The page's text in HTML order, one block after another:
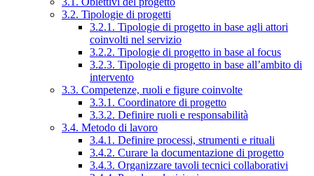
3.2. Tipologie di progetti
3.2.1. Tipologie di progetto in base agli attori
coinvolti nel servizio
3.2.2. Tipologie di progetto in base al focus
3.2.3. Tipologie di progetto in base all’ambito di
intervento
3.3. Competenze, ruoli e figure coinvolte
3.3.1. Coordinatore di progetto
3.3.2. Definire ruoli e responsabilità
3.4. Metodo di lavoro
3.4.1. Definire processi, strumenti e rituali
3.4.2. Curare la documentazione di progetto
3.4.3. Organizzare tavoli tecnici collaborativi